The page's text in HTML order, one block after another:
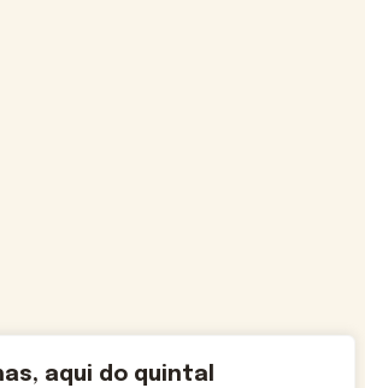
aqui do quintal